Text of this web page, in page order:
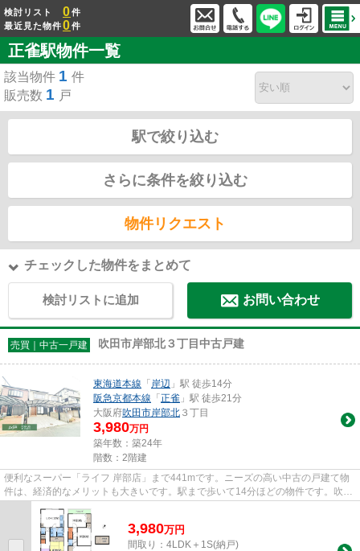
検討リスト 0件
最近見た物件0件
正雀駅物件一覧
該当物件 1 件
販売数 1 戸
駅で絞り込む
さらに条件を絞り込む
物件リクエスト
チェックした物件をまとめて
検討リストに追加 お問い合わせ
売買｜中古一戸建 吹田市岸部北３丁目中古戸建
東海道本線 「 岸辺 」駅 徒歩14分
阪急京都本線 「 正雀 」駅 徒歩21分
大阪府吹田市岸部北 ３丁目
3,980万円
築年数：築24年
階数：2階建
便利なスーパー「ライフ 岸部店」まで441mです。ニーズの高い中古の戸建て物
件は、経済的なメリットも大きいです。駅まで歩いて14分ほどの物件です。吹田
3,980万円
間取り：4LDK＋1S(納戸)